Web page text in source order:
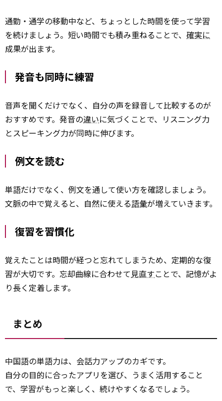
通勤・通学の移動中など、ちょっとした時間を使って学習
を続けましょう。短い時間でも積み重ねることで、 確実に
成果が出ます。
発音も同時に練習
音声を聞くだけでなく、自分の声を録音して比較するのが
おすすめです。発音の違いに気づくことで、リスニング力
とスピーキング力が同時に伸びます。
例文を読む
単語だけでなく、例文を通して使い方を確認しましょう。
文脈の中で覚えると、自然に使える語彙が増えていきます。
復習を習慣化
覚えたことは時間が経つと忘れてしまうため、定期的な復
習が大切です。忘却曲線に合わせて見直すことで、記憶がよ
り長く定着します。
まとめ
中国語の単語力は、会話力アップのカギです。
自分の目的に合ったアプリを選び、うまく活用すること
で、学習がもっと楽しく、続けやすくなるでしょう。